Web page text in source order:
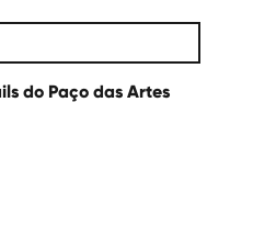
do Paço das Artes